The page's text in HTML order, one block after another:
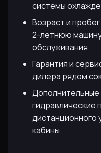
системы
Возраст и
2-летнюю
обслуживания.
Гарантия и
дилера рядом
Дополнительные
гидравлические
дистанционного
кабины.